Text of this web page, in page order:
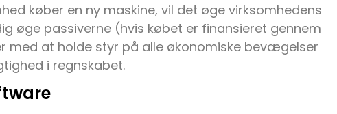
køber en ny maskine, vil det øge virksomhedens
øge passiverne (hvis købet er finansieret gennem
med at holde styr på alle økonomiske bevægelser
i regnskabet.